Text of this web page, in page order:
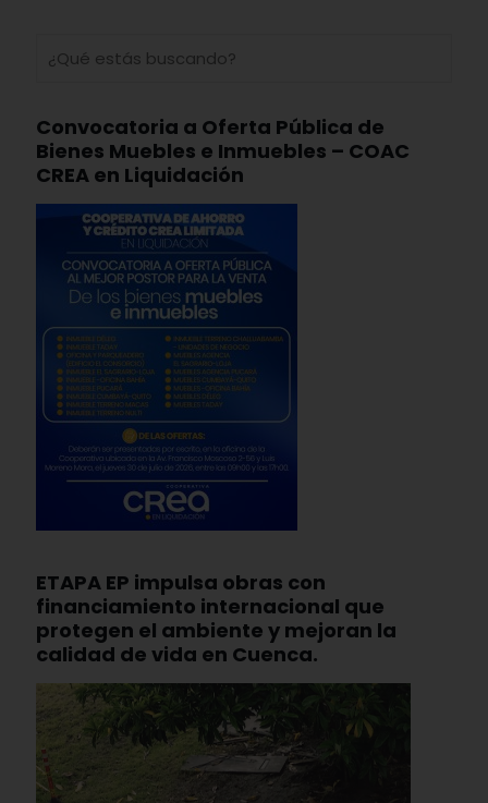
Convocatoria a Oferta Pública de
Bienes Muebles e Inmuebles – COAC
CREA en Liquidación
ETAPA EP impulsa obras con
financiamiento internacional que
protegen el ambiente y mejoran la
calidad de vida en Cuenca.